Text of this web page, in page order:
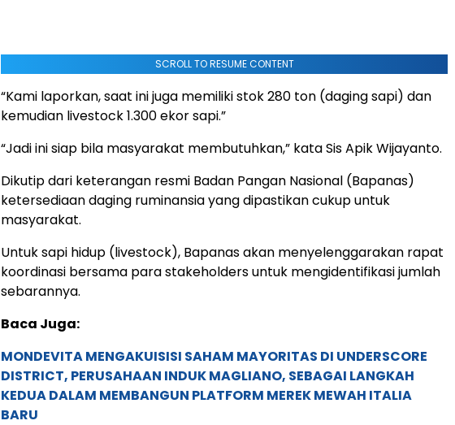
SCROLL TO RESUME CONTENT
“Kami laporkan, saat ini juga memiliki stok 280 ton (daging sapi) dan
kemudian livestock 1.300 ekor sapi.”
“Jadi ini siap bila masyarakat membutuhkan,” kata Sis Apik Wijayanto.
Dikutip dari keterangan resmi Badan Pangan Nasional (Bapanas)
ketersediaan daging ruminansia yang dipastikan cukup untuk
masyarakat.
Untuk sapi hidup (livestock), Bapanas akan menyelenggarakan rapat
koordinasi bersama para stakeholders untuk mengidentifikasi jumlah
sebarannya.
Baca Juga:
MONDEVITA MENGAKUISISI SAHAM MAYORITAS DI UNDERSCORE
DISTRICT, PERUSAHAAN INDUK MAGLIANO, SEBAGAI LANGKAH
KEDUA DALAM MEMBANGUN PLATFORM MEREK MEWAH ITALIA
BARU